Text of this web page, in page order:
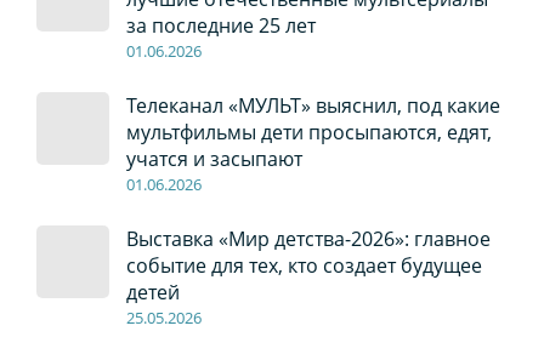
за последние 25 лет
01.06.2026
Телеканал «МУЛЬТ» выяснил, под какие
мультфильмы дети просыпаются, едят,
учатся и засыпают
01.06.2026
Выставка «Мир детства-2026»: главное
событие для тех, кто создает будущее
детей
25.05.2026